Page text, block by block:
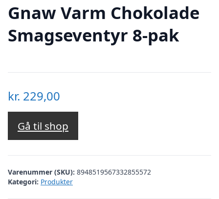
Gnaw Varm Chokolade
Smagseventyr 8-pak
kr. 229,00
Gå til shop
Varenummer (SKU): 8948519567332855572
Kategori: Produkter